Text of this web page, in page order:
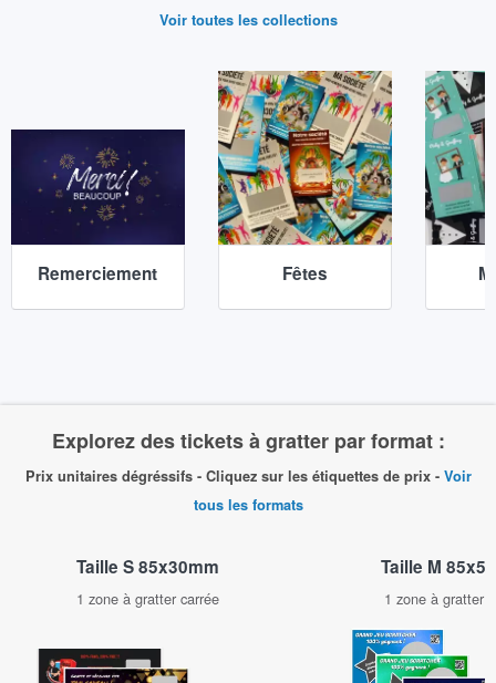
Voir toutes les collections
Remerciement Fêtes
Explorez des tickets à gratter par format :
Prix unitaires dégréssifs - Cliquez sur les étiquettes de prix - Voir
tous les formats
Taille S 85x30mm
1 zone à gratter carrée
Taille M
1 zone à gratter